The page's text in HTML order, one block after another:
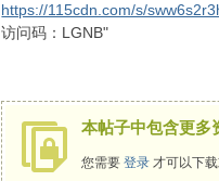
https://115cdn.com/s/
访问码：LGNB"
本帖子中包含更多
您需要登录 才可以下